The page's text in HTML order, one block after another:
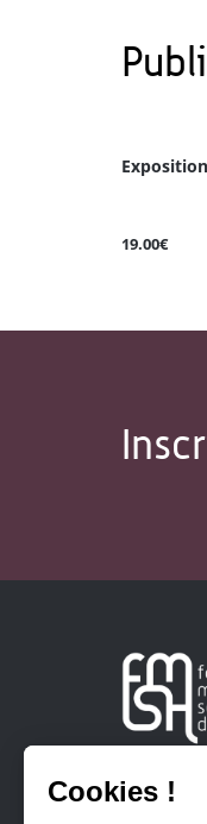
19.00€
Créée en
soutient la